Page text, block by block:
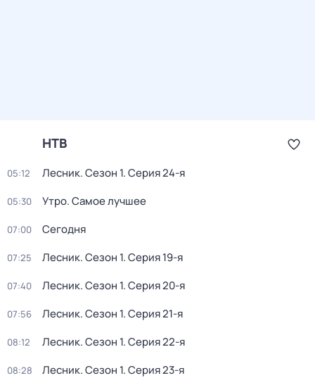
НТВ
05:12 Лесник. Сезон 1. Серия 24-я
05:30 Утро. Самое лучшее
07:00 Сегодня
07:25 Лесник. Сезон 1. Серия 19-я
07:40 Лесник. Сезон 1. Серия 20-я
07:56 Лесник. Сезон 1. Серия 21-я
08:12 Лесник. Сезон 1. Серия 22-я
08:28 Лесник. Сезон 1. Серия 23-я